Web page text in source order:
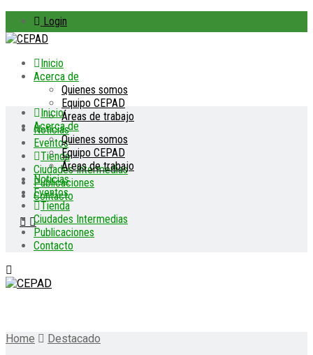
Login
Inicio
Acerca de
Quienes somos
Equipo CEPAD
Áreas de trabajo
Noticias
Eventos
Tienda
Ciudades Intermedias
Publicaciones
Contacto
Inicio
Acerca de
Quienes somos
Equipo CEPAD
Áreas de trabajo
Noticias
Eventos
Tienda
Ciudades Intermedias
Publicaciones
Contacto
Home Destacado